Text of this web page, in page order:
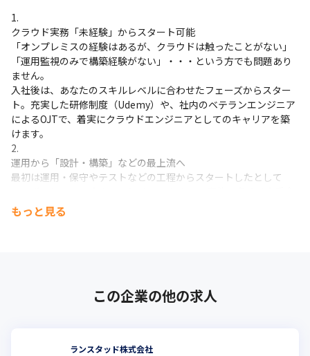
＜社員＞
・社員同士の意見交換や知識の共有が活発に行われてお
り、さまざまなテーマでコミュニティが立ち上がっていま
す
・現在、エンジニアチームでは、上記のようなコミュニテ
ィづくりを行っている最中です
・20代、30代のメンバーが多いです
・グローバルな企業のため、約1/3の社員が外国籍です
（2023年4月現在）
クラウド実務「未経験」からスタート可能
「オンプレミスの経験はあるが、クラウドは触ったことがない」
「運用監視のみで構築経験がない」・・・という方でも問題あり
ません。
入社後は、あなたのスキルレベルに合わせたフェーズからスター
ト。充実した研修制度（Udemy）や、社内のベテランエンジニア
によるOJTで、着実にクラウドエンジニアとしてのキャリアを築
けます。
運用から「設計・構築」などの最上流へ
最初は運用・保守やテストなどの工程からスタートしたとして
業との上流案件であり、企画・要件定義・基本設計といった最上
流工程に関わるチャンスが豊富にあります 。将来的にはアーキテ
もっと見る
この企業の他の求人
ランスタッド株式会社